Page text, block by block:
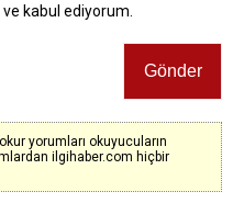
kabul ediyorum.
yorumları okuyucuların
ilgihaber.com hiçbir